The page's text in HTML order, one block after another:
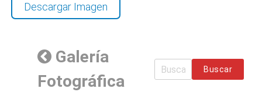
Descargar Imagen
Galería
Fotográfica
Buscar